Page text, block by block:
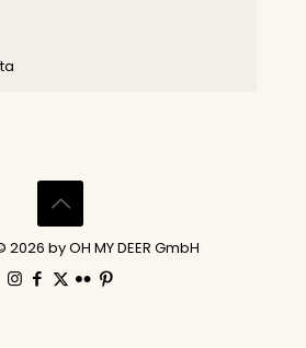
by OH MY DEER GmbH